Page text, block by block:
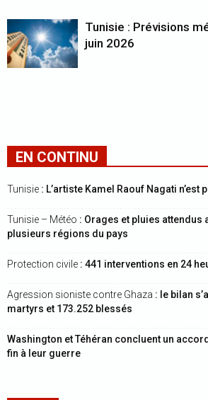
Tunisie : Prévisions
juin 2026
EN CONTINU
Tunisie : L’artiste Kamel Raouf Nagati n’est
Tunisie – Météo : Orages et pluies
plusieurs régions du pays
Protection civile : 441 interventions en 24
Agression sioniste contre Ghaza : le bilan
martyrs et 173.252 blessés
Washington et Téhéran concluent un
fin à leur guerre